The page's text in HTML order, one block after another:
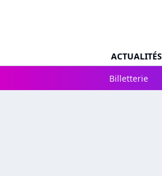
ACTUALITÉS
Billetterie